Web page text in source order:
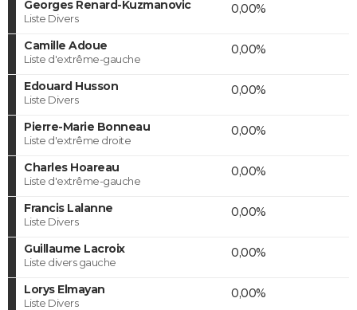
Georges Renard-Kuzmanovic
Liste Divers
0,00%
Camille Adoue
Liste d'extrême-gauche
0,00%
Edouard Husson
Liste Divers
0,00%
Pierre-Marie Bonneau
Liste d'extrême droite
0,00%
Charles Hoareau
Liste d'extrême-gauche
0,00%
Francis Lalanne
Liste Divers
0,00%
Guillaume Lacroix
Liste divers gauche
0,00%
Lorys Elmayan
Liste Divers
0,00%